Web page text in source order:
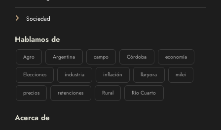
Sociedad
Hablamos de
Agro Argentina Córdoba economía
Elecciones industria inflación llaryora milei
precios retenciones Rural Río Cuarto
Acerca de